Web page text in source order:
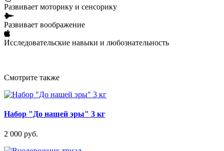
Развивает моторику и сенсорику
Развивает воображение
Исследовательские навыки и любознательность
Смотрите также
Набор "До нашей эры" 3 кг
2 000 руб.